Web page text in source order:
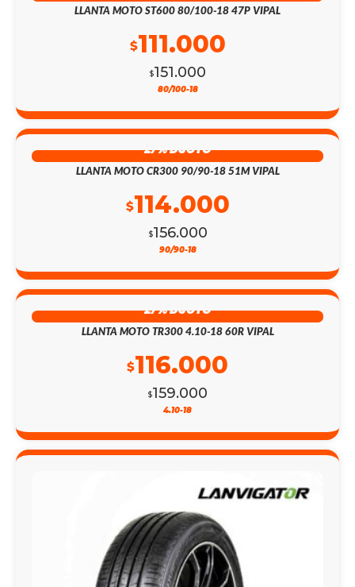
LLANTA MOTO ST600 80/100-18 47P VIPAL
$151.000
$111.000
80/100-18
27% DSCTO
LLANTA MOTO CR300 90/90-18 51M VIPAL
$156.000
$114.000
90/90-18
27% DSCTO
LLANTA MOTO TR300 4.10-18 60R VIPAL
$159.000
$116.000
4.10-18